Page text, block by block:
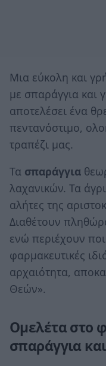
Μια εύκολη και
με σπαράγγια και
αποτελέσει ένα
πεντανόστιμο,
τραπέζι μας.
Τα σπαράγγια
λαχανικών. Τα
αλήτες της
Διαθέτουν
ενώ περιέχουν
φαρμακευτικές
αρχαιότητα,
Θεών».
Ομελέτα στο
σπαράγγια